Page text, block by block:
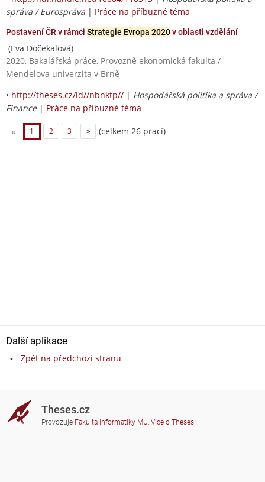
správa / Eurospráva | Práce na příbuzné téma
Postavení ČR v rámci Strategie Evropa 2020v oblasti vzdělání
(Eva Dočekalová)
2020, Bakalářská práce, Provozně ekonomická fakulta /
Mendelova univerzita v Brně
• http://theses.cz/id//nbnktp// | Hospodářská politika a správa /
Finance| Práce na příbuzné téma
« 1 2 3 » (celkem 26 prací)
Další aplikace
Zpět na předchozí stranu
Theses.cz
Provozuje Fakulta informatiky MU, Více o Theses